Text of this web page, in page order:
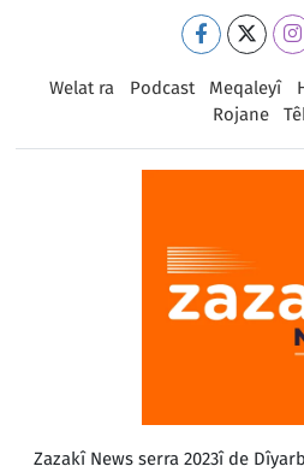
Welat ra Podcast Meqaleyî
Rojane
Zazakî News serra 2023î de